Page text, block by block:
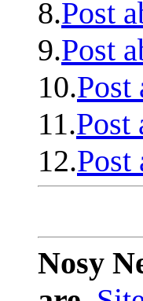
8.Post
9.Post
10.Post
11.Post
12.Post
Nosy